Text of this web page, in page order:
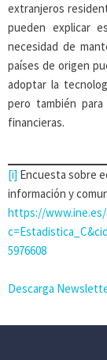
extranjeros
pueden explicar
necesidad de
países de origen
adoptar la
pero también
financieras.
[i] Encuesta sobre
información y
https://
5976608
Descarga